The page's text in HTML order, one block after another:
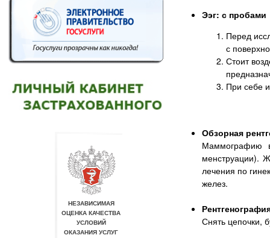
Ээг: с пробами
Перед
с
Стоит
При себе
Обзорная
Маммографию
менструации).
лечения по
желез.
Снять цепочки,